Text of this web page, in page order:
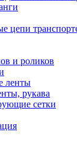
цепи
и роликов
ленты
рукава
сетки